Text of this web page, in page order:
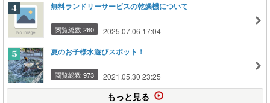
無料ランドリーサービスの乾燥機について
閲覧総数 260 2025.07.06 17:04
夏のお子様水遊びスポット！
閲覧総数 973 2021.05.30 23:25
もっと見る